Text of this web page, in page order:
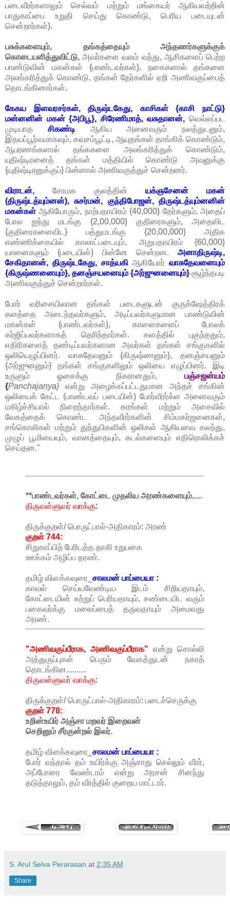
படைவீரர்களாலும் செல்வம் மற்றும் மங்கையர் ஆகியவற்றின்
பாதுகாப்பை உறுதி செய்து கொண்டு, பெரிய படையுடன்
சென்றார்கள்}.
பசுக்களையும், தங்கத்தையும் அந்தணர்களுக்குக்
கொடையளித்துவிட்டு,அவர்களை வலம் வந்து, ஆசிகளைப் பெற்ற
பாண்டுவின் மகன்கள் {பாண்டவர்கள்}, நகைகளால் தங்களை
அலங்கரித்துக் கொண்டு, தங்கள் தேர்களில் ஏறி அணிவகுப்பைத்
தொடங்கினார்கள்.
கேகய இளவரசர்கள், திருஷ்டகேது, காசிகள் {காசி நாட்டு}
மன்னனின் மகன் {அபிபூ}, சிரேணிமாத், வசுதானன், வெல்லப்பட
முடியாத சிகண்டி ஆகிய அனைவரும் நலத்துடனும்,
இதயப்பூர்வமாகவும், கவசம்பூட்டி, ஆயுதங்கள் தாங்கிக் கொண்டும்,
ஆபரணங்களால் தங்ககளை அலங்கரித்துக் கொண்டும்,
யுதிஷ்டிரனைத் தங்கள் மத்தியில் கொண்டு அவனுக்கு
{யுதிஷ்டிரனுக்குப்} பின்னால் அணிவகுத்துச் சென்றனர்.
விராடன், சோமக குலத்தின் யக்ஞசேனன் மகன்
(திருஷ்டத்யும்னன்), சுசர்மன், குந்திபோஜன், திருஷ்டத்யும்னனின்
மகன்கள் ஆகியோரும், நாற்பதாயிரம் {40,000} தேர்களும், அதைப்
போல ஐந்து மடங்கு {2,00,000} குதிரைகளும், அதைவிட
{குதிரைகளைவிட} பத்துமடங்கு {20,00,000} அதிக
எண்ணிக்கையில் காலாட்படையும், அறுபதாயிரம் {60,000}
யானைகளும் {படையின்} பின்னே சென்றன. அனாதிருஷ்டி,
சேகிதானன், திருஷ்டகேது, சாத்யகிஆகியோர் வாசுதேவனையும்
{கிருஷ்ணனையும்}, தனஞ்சயனையும் {அர்ஜுனனையும்} சூழ்ந்தபடி
அணிவகுத்துச் சென்றார்கள்.
போர் வரிசையிலான தங்கள் படைகளுடன் குருக்ஷேத்திரக்
களத்தை அடைந்தவர்களும், அடிப்பவர்களுமான பாண்டுவின்
மகன்கள் {பாண்டவர்கள்}, காளைகளைப் போலக்
கர்ஜிப்பவர்களாகத் தெரிந்தார்கள். களத்தில் புகுந்ததும்,
எதிரிகளைத் தண்டிப்பவர்களான அவர்கள் தங்கள் சங்குகளில்
ஒலியெழுப்பினர். வாசுதேவனும் {கிருஷ்ணனும்}, தனஞ்சயனும்
{அர்ஜுனனும்} தங்கள் சங்குகளிலும் ஒலியை எழுப்பினர். இடி
உருளும் ஓசைக்கு நிகரானதும், பஞ்சஜன்யம்
{Panchajanya} என்று அழைக்கப்பட்டதுமான அந்தச் சங்கின்
ஒலியைக் கேட்ட (பாண்டவப் படையின்) போர்வீரர்க்ள அனைவரும்
மகிழ்ச்சியால் நிறைந்தார்கள். கரங்கள் மற்றும் அசைவில்
வேகத்தைக் கொண்ட அந்தவீரர்களின் சிம்மகர்ஜனைகள்,
சங்கொலிகள் மற்றும் துந்துபிகளின் ஒலிகள் ஆகியவை கலந்து,
முழுப் பூமியையும், வானத்தையும், கடல்களையும் எதிரொலிக்கச்
செய்தன."
**பாண்டவர்கள், கோட்டை முதலிய அரண்களையும்,....
திருவள்ளுவர் வாக்கு:
திருக்குறள்/ பொருட்பால்-அதிகாரம்: அரண்
குறள் 744:
சிறுகாப்பிற் பேரிடத்த தாகி உறுபகை
ஊக்கம் அழிப்ப தரண்.
தமிழ் விளக்கவுரை_ சாலமன் பாப்பையா :
காவல் செய்யவேண்டிய இடம் சிறியதாயும்,
கோட்டையின் சுற்றுப் பெரியதாயும், சண்டையிட வரும்
பகைவர்க்கு மலைப்பைத் தருவதாயும் அமைவது
அரண்.
"அணிவகுப்பீராக, அணிவகுப்பீராக" என்று சொல்லி
அத்துருப்புகள் பெரும் வேகத்துடன் நகரத்
தொடங்கின..........
திருவள்ளுவர் வாக்கு:
திருக்குறள்/ பொருட்பால்-அதிகாரம்: படைச்செருக்கு
குறள் 778:
உறின்உயிர் அஞ்சா மறவர் இறைவன்
செறினும் சீர்குன்றல் இலர்.
தமிழ் விளக்கவுரை_ சாலமன் பாப்பையா :
போர் வந்தால் தம் உயிர்க்கு அஞ்சாது செல்லும் வீரர்,
அப்போரை வேண்டாம் என்று அரசன் சினந்து
தடுத்தாலும், தம் வீரத்தில் குறைய மாட்டார்.
S. Arul Selva Perarasan at 2:35 AM
Share